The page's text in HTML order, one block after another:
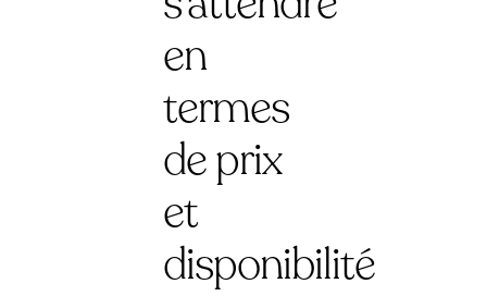
en
termes
de prix
et
disponibilité